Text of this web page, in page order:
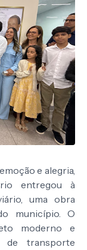
e alegria,
entregou à
uma obra
município. O
moderno e
de transporte